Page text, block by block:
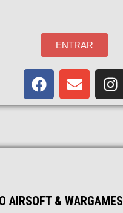
ENTRAR
AIRSOFT & WARGAMES